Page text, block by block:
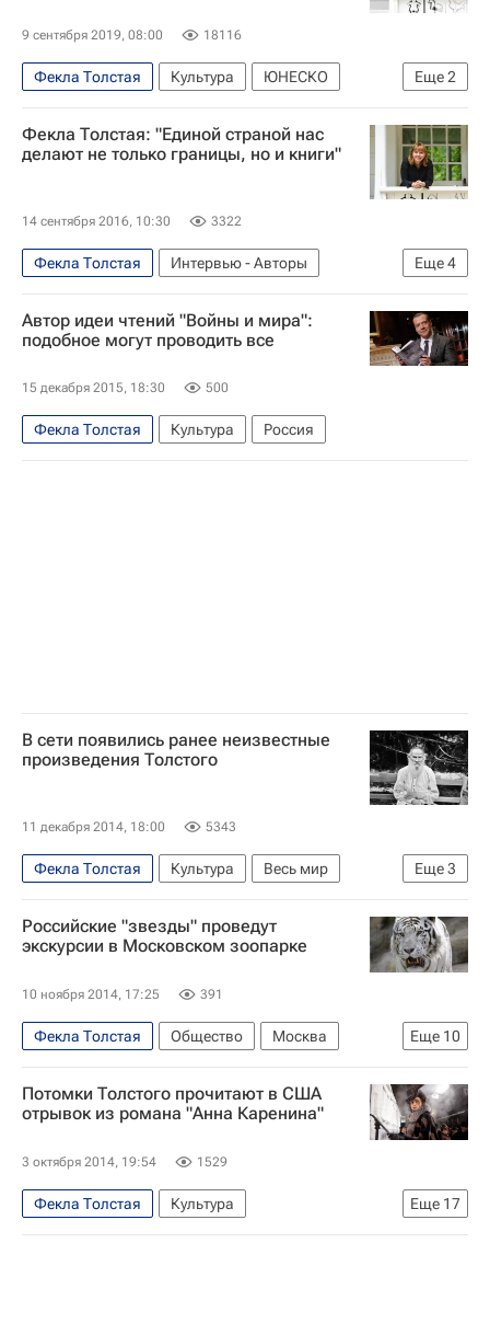
9 сентября 2019, 08:00 18116
Еще2
Фекла Толстая Культура
ЮНЕСКО
Лев Толстой (писатель)
Книги
Фекла Толстая: "Единой страной нас
делают не только границы, но и книги"
14 сентября 2016, 10:30 3322
Еще4
Фекла Толстая
Интервью - Авторы
Аналитика
Культура
Ясная Поляна
Фестиваль Tolstoy Weekend
Автор идеи чтений "Войны и мира":
подобное могут проводить все
15 декабря 2015, 18:30 500
Фекла Толстая Культура Россия
В сети появились ранее неизвестные
произведения Толстого
11 декабря 2014, 18:00 5343
Еще3
Фекла Толстая Культура
Весь мир
Европа
Лев Толстой (писатель) Россия
Российские "звезды" проведут
экскурсии в Московском зоопарке
10 ноября 2014, 17:25 391
Еще 10
Фекла Толстая Общество
Москва
Европа
Центральный ФО
Весь мир
Лев Толстой (писатель)
Илзе Лиепа
Наталья Колобова
Московский зоопарк
Россия
Потомки Толстого прочитают в США
отрывок из романа "Анна Каренина"
3 октября 2014, 19:54 1529
Еще 17
Фекла Толстая
Культура
Нью-Йорк (город)
Америка